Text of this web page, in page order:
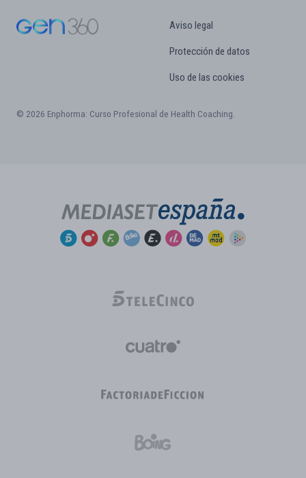
Aviso legal
Protección de datos
Uso de las cookies
© 2026 Enphorma: Curso Profesional de Health Coaching.